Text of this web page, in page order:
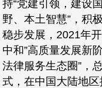
持“党建引领，建设
野、本土智慧”，积
稳步发展，2021年
中和”高质量发展新
法律服务生态圈”，
式，在中国大陆地